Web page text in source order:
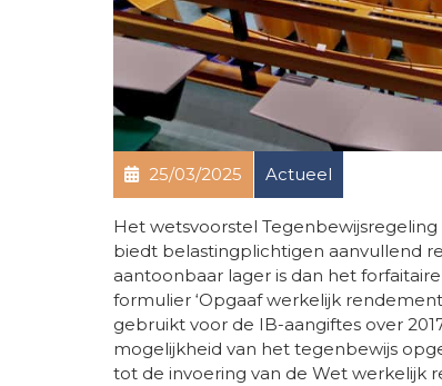
25/03/2025 Actueel
Het wetsvoorstel
biedt belastingplichtigen aanvullend
aantoonbaar lager is dan het
formulier ‘Opgaaf werkelijk
gebruikt voor de IB-aangiftes over
mogelijkheid van het tegenbewijs
tot de invoering van de Wet werkelijk